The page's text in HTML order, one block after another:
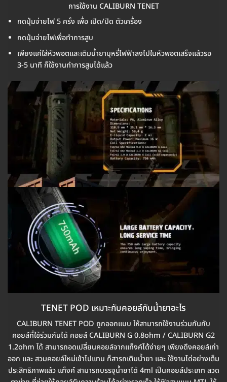
การใช้งาน CALIBURN TENET
กดปุ่มจ่ายไฟ 5 ครั้ง เพื่อ เปิด/ปิด ตัวเครื่อง
กดปุ่มจ่ายไฟเพื่อทำการสูบ
เพียงแค่ใส่หัวพอตและเติมน้ำยาบุหรี่ไฟฟ้าลงไปในหัวพอตเสร็จแล้วรอ
3-5 นาที ก็ใช้งานทำการสูบได้แล้ว
TENET POD เหมาะกับคอยล์กับน้ำยาอะไร
CALIBURN TENET POD ถูกออกแบบ ให้สามารถใช้งานร่วมกันกับ
คอยล์ที่ใช้ร่วมกันได้ คอยล์ CALIBURN G 0.8ohm / CALIBURN G2
1.2ohm ได้สามารถอดเปลี่ยนคอยล์จากแท็งค์ได้ง่ายๆ เพียงดึงคอยล์เก่า
ออก และ สวมคอยล์ใหม่เข้าไปแทน ก็สารถเติมน้ำยา และ ใช้งานได่อย่างเต็ม
ประสิทธิภาพแล้ว แท็งค์ สามารถบรรจุน้ำยาได้ 4ml เป็นคอยล์ประเภท ลวด